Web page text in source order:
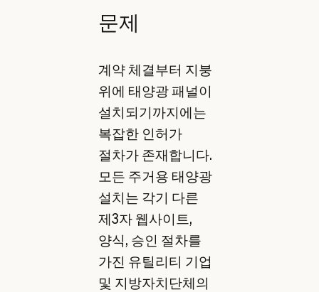
문제
계약 체결부터 지붕
위에 태양광 패널이
설치되기까지에는
복잡한 인허가
절차가 존재합니다.
모든 주거용 태양광
설치는 각기 다른
제3자 웹사이트,
양식, 승인 절차를
가진 유틸리티 기업
및 지방자치단체의